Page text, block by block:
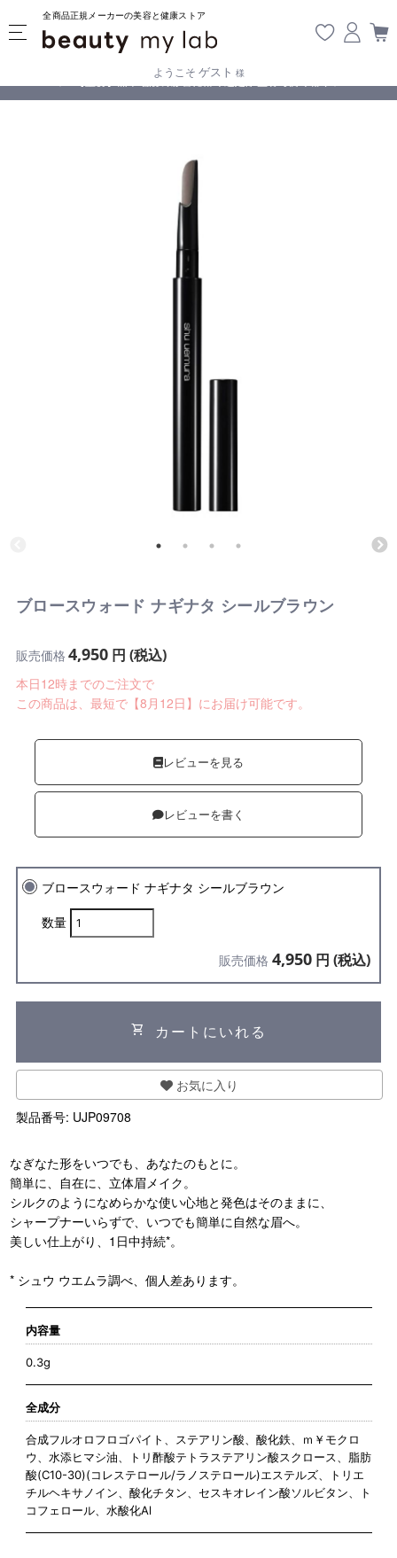
全商品正規メーカーの美容と健康ストア
ようこそ ゲスト 様
【重要】熊本地震の影響により遅延が生じております
ブロースウォード ナギナタ シールブラウン
販売価格 4,950円 (税込)
本日12時までのご注文で
この商品は、最短で【8月12日】にお届け可能です。
レビューを見る
レビューを書く
ブロースウォード ナギナタ シールブラウン
数量
販売価格 4,950 円 (税込)
shopping_cart カートにいれる
お気に入り
製品番号: UJP09708
なぎなた形をいつでも、あなたのもとに。
簡単に、自在に、立体眉メイク。
シルクのようになめらかな使い心地と発色はそのままに、
シャープナーいらずで、いつでも簡単に自然な眉へ。
美しい仕上がり、1日中持続*。
* シュウ ウエムラ調べ、個人差あります。
内容量
0.3g
全成分
合成フルオロフロゴパイト、ステアリン酸、酸化鉄、ｍ￥モクロ
ウ、水添ヒマシ油、トリ酢酸テトラステアリン酸スクロース、脂肪
酸(C10-30)(コレステロール/ラノステロール)エステルズ、トリエ
チルヘキサノイン、酸化チタン、セスキオレイン酸ソルビタン、ト
コフェロール、水酸化Al